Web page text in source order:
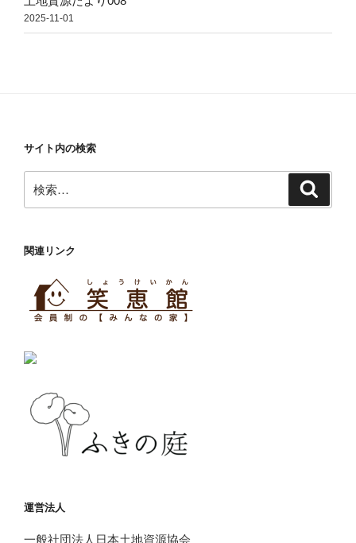
2025-11-01
サイト内の検索
索:
関連リンク
運営法人
一般社団法人日本土地資源協会